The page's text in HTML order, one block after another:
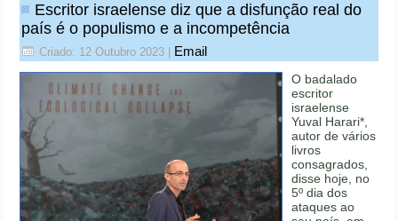
Escritor israelense diz que a disfunção real do
país é o populismo e a incompetência
Criado: 12 Outubro 2023 Email
O badalado
escritor
israelense
Yuval Harari*,
autor de vários
livros
consagrados,
disse hoje, no
5º dia dos
ataques ao